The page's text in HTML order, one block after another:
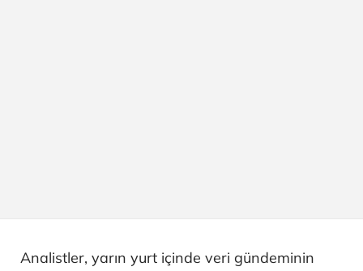
Analistler, yarın yurt içinde veri gündeminin